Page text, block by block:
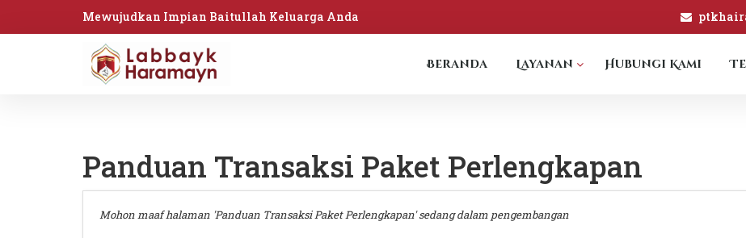
Mewujudkan Impian Baitullah Keluarga Anda
Beranda Layanan Hubungi Kami
Panduan Transaksi Paket Perlengkapan
Mohon maaf halaman 'Panduan Transaksi Paket Perlengkapan' sedang dalam pengembangan